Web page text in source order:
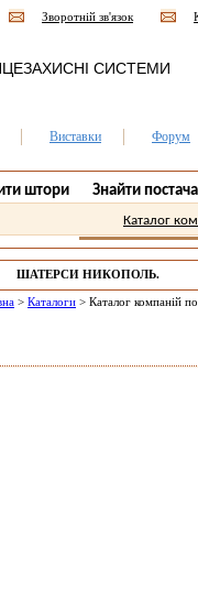
Зворотній зв'язок
СИСТЕМИ
Виставки Форум
штори Знайти
Каталог
ШАТЕРСИ НИКОПОЛЬ.
> Каталоги > Каталог компаній